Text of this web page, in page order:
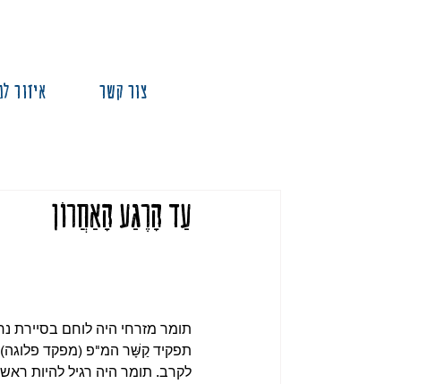
איזור צור קשר
עַד הָרֶגַע הָאַחֲרוֹן
תומר מזרחי היה לוחם בסיירת
תפקיד קַשָּׁר המ"פ (מפקד פלוגה).
לקרב. תומר היה רגיל להיות